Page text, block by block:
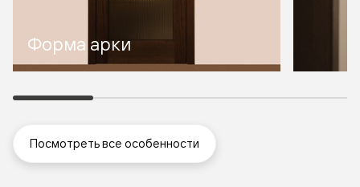
Форма арки
Посмотреть все особенности